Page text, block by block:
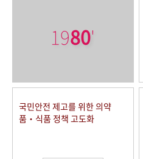
1980'
국민안전 제고를 위한 의약
품‧식품 정책 고도화